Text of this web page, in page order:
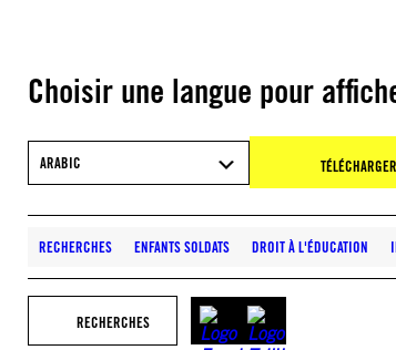
Choisir une langue pour
ARABIC
RECHERCHES ENFANTS SOLDATS DROIT À L'ÉDUCATION
RECHERCHES